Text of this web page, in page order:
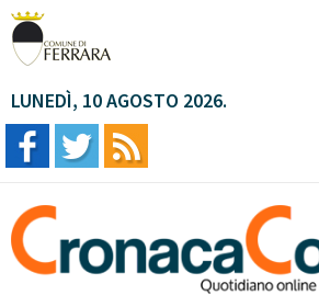
LUNEDÌ, 10 AGOSTO 2026.